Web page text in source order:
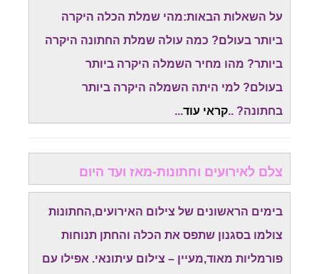
על השאלות הבאות:מהי שמלת הכלה היקרה
ביותר בעולם? כמה עולה שמלת החתונה היקרה
ביותר? מהו מחיר השמלה היקרה ביותר
בעולם? למי היתה השמלה היקרה ביותר
בחתונה? ..קראי עוד...
צלם לאירועים וחתונות-מאז ועד היום
בימים הראשונים של צילום האירועים,החתונות
צולמו בסגנון שתפס את הכלה והחתן תנוחות
פורמליות מאוד,מעיין – צילום עיתונאי. אפילו עם